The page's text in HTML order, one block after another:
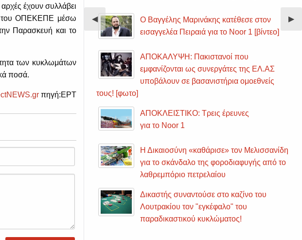
έχουν συλλάβει
του ΟΠΕΚΕΠΕ μέσω
Παρασκευή και το
των κυκλωμάτων
ποσά.
πηγή:ΕΡΤ
Previous
Slide
◀︎ ▶︎
Ο Βαγγέλης Μαρινάκης κατέθεσε στον
εισαγγελέα Πειραιά για το Noor 1 [βίντεο]
ΑΠΟΚΑΛΥΨΗ: Πακιστανοί που
εμφανίζονται ως συνεργάτες της ΕΛ.ΑΣ
υποβάλουν σε βασανιστήρια ομοεθνείς
τους! [φωτο]
ΑΠΟΚΛΕΙΣΤΙΚΟ: Τρεις έρευνες
για το Noor 1
Η Δικαιοσύνη «καθάρισε» τον Μελισσανίδη
για το σκάνδαλο της φοροδιαφυγής από το
λαθρεμπόριο πετρελαίου
Δικαστής συναντούσε στο καζίνο του
Λουτρακίου τον "εγκέφαλο" του
παραδικαστικού κυκλώματος!